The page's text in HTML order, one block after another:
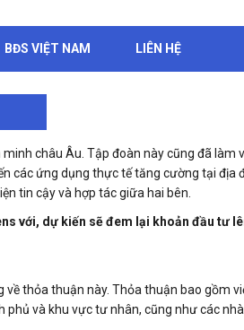
BĐS VIỆT NAM LIÊN HỆ
châu Âu. Tập đoàn này cũng đã làm
các ứng dụng thực tế tăng cường tại địa
tin cậy và hợp tác giữa hai bên.
với, dự kiến sẽ đem lại khoản đầu tư
thỏa thuận này. Thỏa thuận bao gồm
và khu vực tư nhân, cũng như các